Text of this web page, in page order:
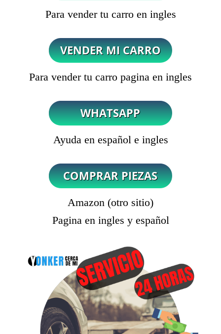
Para vender tu carro en ingles
Para vender tu carro pagina en ingles
Ayuda en español e ingles
Amazon (otro sitio)
Pagina en ingles y español